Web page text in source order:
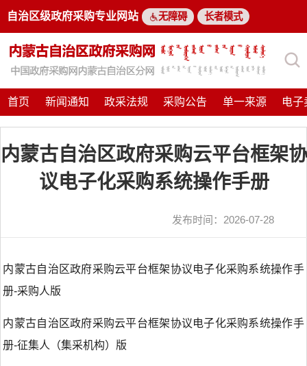
自治区级政府采购专业网站 无障碍 长者模式
首页 新闻通知 政采法规 采购公告 单一来源 电子
内蒙古自治区政府采购云平台框架协
议电子化采购系统操作手册
发布时间： 2026-07-28
内蒙古自治区政府采购云平台框架协议电子化采购系统操作手
册-采购人版
内蒙古自治区政府采购云平台框架协议电子化采购系统操作手
册-征集人（集采机构）版